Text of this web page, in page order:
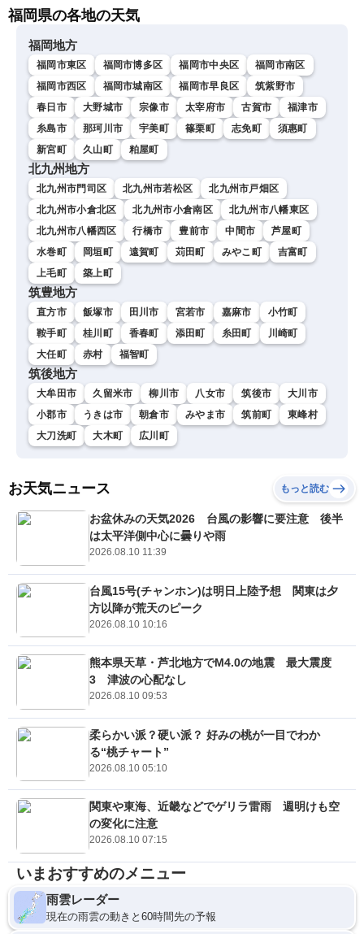
福岡県の各地の天気
福岡地方
福岡市東区 福岡市博多区 福岡市中央区
福岡市南区
福岡市西区
福岡市城南区 福岡市早良区
筑紫野市
春日市
大野城市 宗像市 太宰府市 古賀市
福津市
糸島市
那珂川市 宇美町 篠栗町 志免町
須惠町
新宮町
久山町 粕屋町
北九州地方
北九州市門司区 北九州市若松区
北九州市戸畑区
北九州市小倉北区
北九州市小倉南区
北九州市八幡東区
北九州市八幡西区
行橋市 豊前市 中間市
芦屋町
水巻町
岡垣町 遠賀町 苅田町 みやこ町
吉富町
上毛町
築上町
筑豊地方
直方市 飯塚市 田川市 宮若市 嘉麻市
小竹町
鞍手町
桂川町 香春町 添田町 糸田町
川崎町
大任町
赤村 福智町
筑後地方
大牟田市 久留米市 柳川市 八女市 筑後市
大川市
小郡市
うきは市 朝倉市 みやま市 筑前町
東峰村
大刀洗町
大木町 広川町
お天気ニュース もっと読む
お盆休みの天気2026 台風の影響に要注意 後半
は太平洋側中心に曇りや雨
2026.08.10 11:39
台風15号(チャンホン)は明日上陸予想 関東は夕
方以降が荒天のピーク
2026.08.10 10:16
熊本県天草・芦北地方でM4.0の地震 最大震度
3 津波の心配なし
2026.08.10 09:53
柔らかい派？硬い派？ 好みの桃が一目でわか
る“桃チャート”
2026.08.10 05:10
関東や東海、近畿などでゲリラ雷雨 週明けも空
の変化に注意
2026.08.10 07:15
いまおすすめのメニュー
雨雲レーダー
現在の雨雲の動きと60時間先の予報